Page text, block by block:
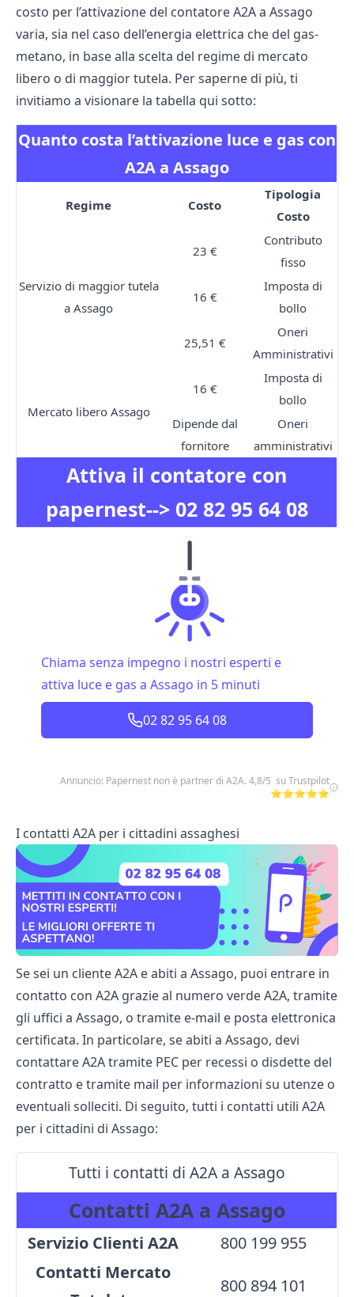
costo per l’attivazione del contatore A2A a Assago
varia, sia nel caso dell’energia elettrica che del gas-
metano, in base alla scelta del regime di mercato
libero o di maggior tutela. Per saperne di più, ti
invitiamo a visionare la tabella qui sotto:
Attiva il contatore con
papernest--> 02 82 95 64 08
Quanto costa l’attivazione luce e gas con
A2A a Assago
Regime Costo
Tipologia
Costo
Servizio di maggior tutela
a Assago
23 €
Contributo
fisso
16 €
Imposta di
bollo
25,51 €
Oneri
Amministrativi
Mercato libero Assago
16 €
Imposta di
bollo
Dipende dal
fornitore
Oneri
amministrativi
Chiama senza impegno i nostri esperti e
attiva luce e gas a Assago in 5 minuti
02 82 95 64 08
Annuncio: Papernest non è partner di A2A. 4,8/5 su Trustpilot
⭐⭐⭐⭐⭐
I contatti A2A per i cittadini assaghesi
Se sei un cliente A2A e abiti a Assago, puoi entrare in
contatto con A2A grazie al numero verde A2A, tramite
gli uffici a Assago, o tramite e-mail e posta elettronica
certificata. In particolare, se abiti a Assago, devi
contattare A2A tramite PEC per recessi o disdette del
contratto e tramite mail per informazioni su utenze o
eventuali solleciti. Di seguito, tutti i contatti utili A2A
per i cittadini di Assago:
Tutti i contatti di A2A a Assago
Contatti A2A a Assago
Servizio Clienti A2A
800 199 955
Contatti Mercato
800 894 101